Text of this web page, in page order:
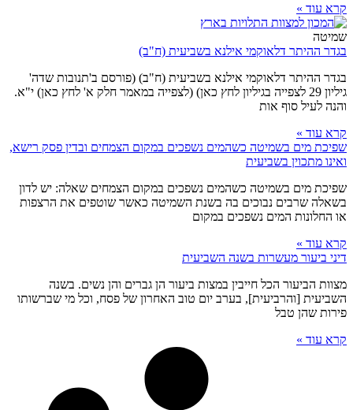
קרא עוד »
שמיטה
בגדר ההיתר דלאוקמי אילנא בשביעית (ח"ב)
בגדר ההיתר דלאוקמי אילנא בשביעית (ח"ב) (פורסם ב'תנובות שדה'
גיליון 29 לצפייה בגיליון לחץ כאן) (לצפייה במאמר חלק א' לחץ כאן) י"א.
והנה לעיל סוף אות
קרא עוד »
שפיכת מים בשמיטה כשהמים נשפכים במקום הצמחים ובדין פסק רישא,
ואינו מתכוין בשביעית
שפיכת מים בשמיטה כשהמים נשפכים במקום הצמחים שאלה: יש לדון
בשאלה שרבים נבוכים בה בשנת השמיטה כאשר שוטפים את הרצפות
או החלונות המים נשפכים במקום
קרא עוד »
דיני ביעור מעשרות בשנה השביעית
מצוות הביעור הכל חייבין במצות ביעור הן גברים והן נשים. בשנה
השביעית [והרביעית], בערב יום טוב האחרון של פסח, וכל מי שברשותו
פירות שהן טבל
קרא עוד »